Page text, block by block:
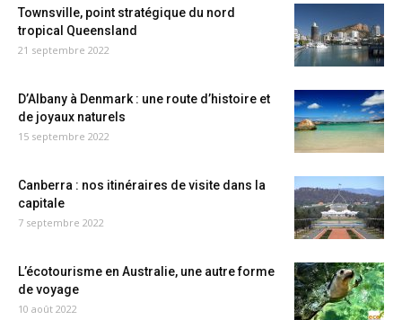
Townsville, point stratégique du nord
tropical Queensland
21 septembre 2022
D’Albany à Denmark : une route d’histoire et
de joyaux naturels
15 septembre 2022
Canberra : nos itinéraires de visite dans la
capitale
7 septembre 2022
L’écotourisme en Australie, une autre forme
de voyage
10 août 2022